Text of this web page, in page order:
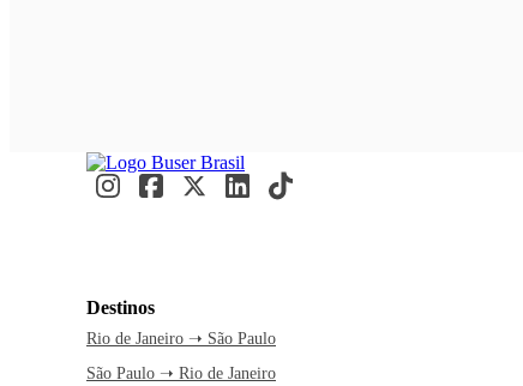
Destinos
Rio de Janeiro ➝ São Paulo
São Paulo ➝ Rio de Janeiro